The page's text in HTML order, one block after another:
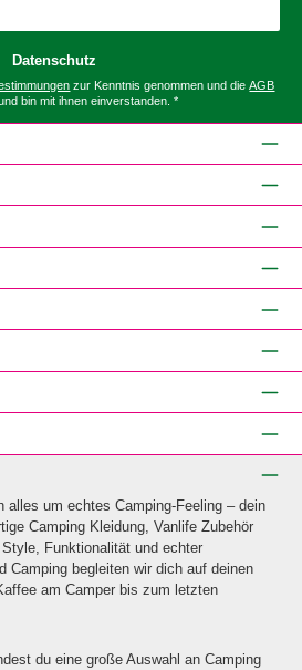
Datenschutz
zur Kenntnis genommen und dieAGB
bin mit ihnen einverstanden. *
alles um echtes Camping-Feeling – dein
Camping Kleidung, Vanlife Zubehör
Funktionalität und echter
Camping begleiten wir dich auf deinen
am Camper bis zum letzten
du eine große Auswahl an Camping